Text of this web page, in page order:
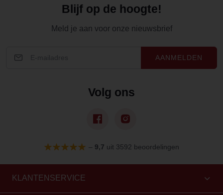
Blijf op de hoogte!
Meld je aan voor onze nieuwsbrief
AANMELDEN
Volg ons
– 9,7 uit 3592 beoordelingen
KLANTENSERVICE